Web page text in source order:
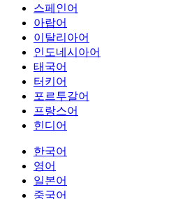
스페인어
아랍어
이탈리아어
인도네시아어
태국어
터키어
포르투갈어
프랑스어
힌디어
한국어
영어
일본어
중국어